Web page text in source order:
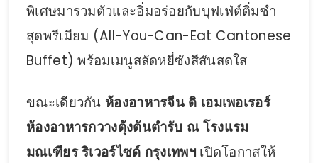
พิเศษมารวมตัวและอิ่มอร่อยกับบุฟเฟ่ต์ติ่มซำ
สุดพรีเมียม (All-You-Can-Eat Cantonese
Buffet) พร้อมเมนูสลัดหยี่ซังสีสันสดใส
ขณะเดียวกัน ห้องอาหารจีน ดิ เอมเพอเรอร์
ห้องอาหารกวางตุ้งต้นตำรับ ณ โรงแรม
มณเฑียร ริเวอร์ไซด์ กรุงเทพฯเปิดโอกาสให้